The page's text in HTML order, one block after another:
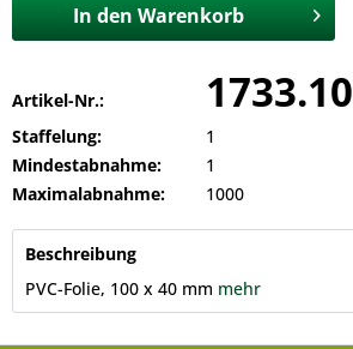
In den Warenkorb
Artikel-Nr.: 1733.10
Staffelung:
1
Mindestabnahme:
1
Maximalabnahme:
1000
Beschreibung
PVC-Folie, 100 x 40 mm mehr